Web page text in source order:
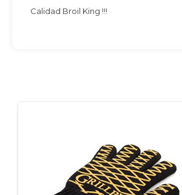
Calidad Broil King !!!